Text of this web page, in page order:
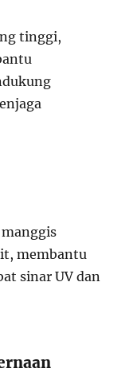
tinggi,
membantu
sinar UV dan